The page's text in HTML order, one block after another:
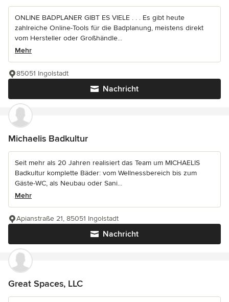
ONLINE BADPLANER GIBT ES VIELE . . . Es gibt heute
zahlreiche Online-Tools für die Badplanung, meistens direkt
vom Hersteller oder Großhändle...
Mehr
Nachricht
85051 Ingolstadt
Michaelis Badkultur
Seit mehr als 20 Jahren realisiert das Team um MICHAELIS
Badkultur komplette Bäder: vom Wellnessbereich bis zum
Gäste-WC, als Neubau oder Sani...
Mehr
Nachricht
Apianstraße 21, 85051 Ingolstadt
Great Spaces, LLC